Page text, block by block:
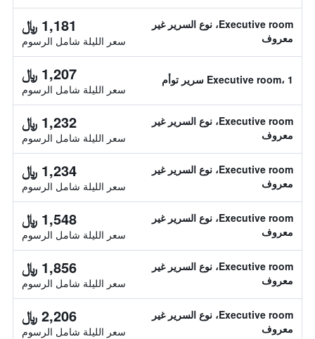
Executive room، نوع السرير غير
معروف
1,181 ﷼
سعر الليلة شامل الرسوم
Executive room، 1 سرير توأم 1,207 ﷼
سعر الليلة شامل الرسوم
Executive room، نوع السرير غير
معروف
1,232 ﷼
سعر الليلة شامل الرسوم
Executive room، نوع السرير غير
معروف
1,234 ﷼
سعر الليلة شامل الرسوم
Executive room، نوع السرير غير
معروف
1,548 ﷼
سعر الليلة شامل الرسوم
Executive room، نوع السرير غير
معروف
1,856 ﷼
سعر الليلة شامل الرسوم
Executive room، نوع السرير غير
معروف
2,206 ﷼
سعر الليلة شامل الرسوم